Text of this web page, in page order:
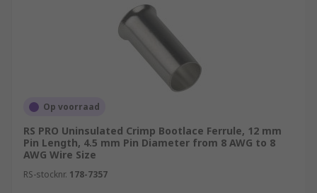
Op voorraad
RS PRO Uninsulated Crimp Bootlace Ferrule, 12 mm
Pin Length, 4.5 mm Pin Diameter from 8 AWG to 8
AWG Wire Size
RS-stocknr. 178-7357